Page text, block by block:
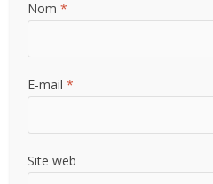
Nom*
E-mail*
Site web